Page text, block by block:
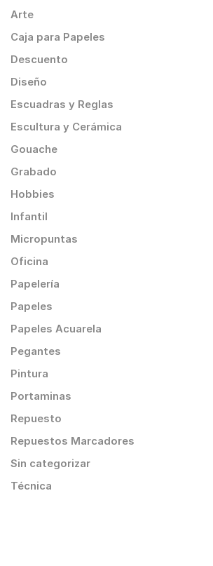
Arte
Caja para Papeles
Descuento
Diseño
Escuadras y Reglas
Escultura y Cerámica
Gouache
Grabado
Hobbies
Infantil
Micropuntas
Oficina
Papelería
Papeles
Papeles Acuarela
Pegantes
Pintura
Portaminas
Repuesto
Repuestos Marcadores
Sin categorizar
Técnica